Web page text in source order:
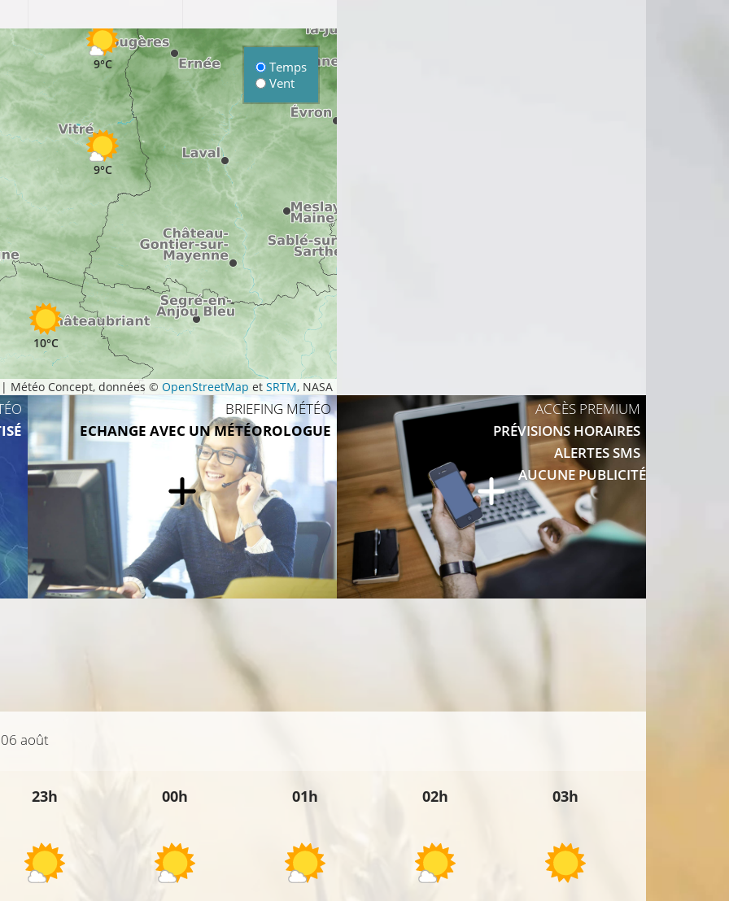
9°C
9°C
10°C
10°C
Temps
Vent
| Météo Concept, données © OpenStreetMap et SRTM, NASA
BRIEFING MÉTÉO
ECHANGE AVEC UN MÉTÉOROLOGUE
ACCÈS PREMIUM
PRÉVISIONS HORAIRES
ALERTES SMS
AUCUNE PUBLICITÉ
06 août
23h 00h 01h 02h 03h